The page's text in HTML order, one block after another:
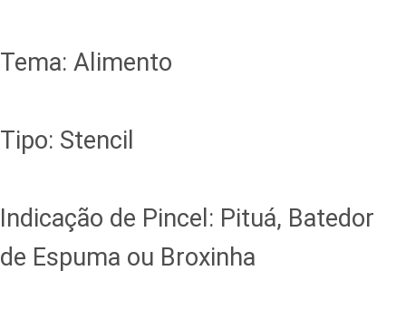
Tema: Alimento
Tipo: Stencil
Indicação de Pincel: Pituá, Batedor
de Espuma ou Broxinha